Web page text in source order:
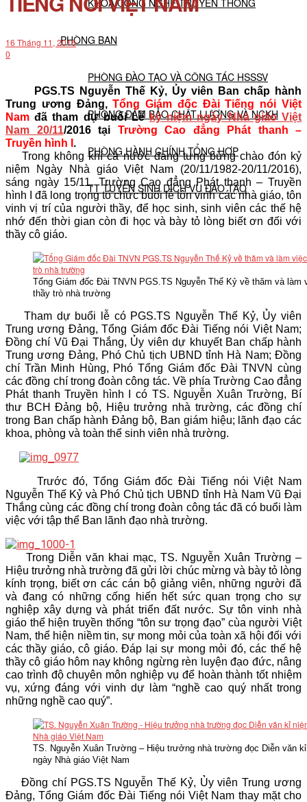
KHOA CÔNG NGHỆ TRUYỀN THÔNG
PHÒNG BAN
PHÒNG ĐÀO TẠO VÀ CÔNG TÁC HSSSV
PHÒNG ĐẢM BẢO CHẤT LƯỢNG VÀ NCKH
PHÒNG HÀNH CHÍNH TỔNG HỢP
TT TUYỂN SINH DỊCH VỤ ĐÀO TẠO
NGHIÊN CỨU KHOA HỌC
VĂN BẢN
THƯ VIỆN
16 Tháng 11, 2016
0
PGS.TS Nguyễn Thế Kỷ, Ủy viên Ban chấp hành
Trung ương Đảng,Tổng Giám đốc Đài Tiếng nói Việt
Nam đã tham dự buổi Lễkỷ niệm ngày Nhà giáo Việt
Nam 20/11/2016 tại Trường Cao đẳng Phát thanh –
Truyền hình I .
Trong không khí cả nước đang tưng bừng chào đón kỷ
niệm Ngày Nhà giáo Việt Nam (20/11/1982-20/11/2016),
sáng ngày 15/11, Trường Cao đẳng Phát thanh – Truyền
hình I đã long trọng tổ chức buổi lễ tôn vinh các nhà giáo, tôn
vinh vị trí của người thầy, để học sinh, sinh viên các thế hệ
nhớ đến thời gian còn đi học và bày tỏ lòng biết ơn đối với
thầy cô giáo.
Tổng Giám đốc Đài TNVN PGS.TS Nguyễn Thế Kỷ về thăm và làm
thầy trò nhà trường
Tham dự buổi lễ có PGS.TS Nguyễn Thế Kỷ, Ủy viên
Trung ương Đảng, Tổng Giám đốc Đài Tiếng nói Việt Nam;
Đồng chí Vũ Đại Thắng, Ủy viên dự khuyết Ban chấp hành
Trung ương Đảng, Phó Chủ tịch UBND tỉnh Hà Nam; Đồng
chí Trần Minh Hùng, Phó Tổng Giám đốc Đài TNVN cùng
các đồng chí trong đoàn công tác. Về phía Trường Cao đẳng
Phát thanh Truyền hình I có TS. Nguyễn Xuân Trường, Bí
thư BCH Đảng bộ, Hiệu trưởng nhà trường, các đồng chí
trong Ban chấp hành Đảng bộ, Ban giám hiệu; lãnh đạo các
khoa, phòng và toàn thể sinh viên nhà trường.
Trước đó, Tổng Giám đốc Đài Tiếng nói Việt Nam
Nguyễn Thế Kỷ và Phó Chủ tịch UBND tỉnh Hà Nam Vũ Đại
Thắng cùng các đồng chí trong đoàn công tác đã có buổi làm
việc với tập thể Ban lãnh đạo nhà trường.
Trong Diễn văn khai mạc, TS. Nguyễn Xuân Trường –
Hiệu trưởng nhà trường đã gửi lời chúc mừng và bày tỏ lòng
kính trọng, biết ơn các cán bộ giảng viên, những người đã
và đang có những cống hiến hết sức quan trọng cho sự
nghiệp xây dựng và phát triển đất nước. Sự tôn vinh nhà
giáo thể hiện truyền thống “tôn sư trọng đạo” cùa người Việt
Nam, thể hiện niềm tin, sự mong mỏi của toàn xã hội đối với
các thầy giáo, cô giáo. Đáp lại sự mong mỏi đó, các thế hệ
thầy cô giáo hôm nay không ngừng rèn luyện đạo đức, nâng
cao trình độ chuyên môn nghiệp vụ để hoàn thành tốt nhiệm
vụ, xứng đáng với vinh dự làm “nghề cao quý nhất trong
những nghề cao quý”.
TS. Nguyễn Xuân Trường – Hiệu trưởng nhà trường đọc Diễn văn
ngày Nhà giáo Việt Nam
Đồng chí PGS.TS Nguyễn Thế Kỷ, Ủy viên Trung ương
Đảng, Tổng Giám đốc Đài Tiếng nói Việt Nam thay mặt cho